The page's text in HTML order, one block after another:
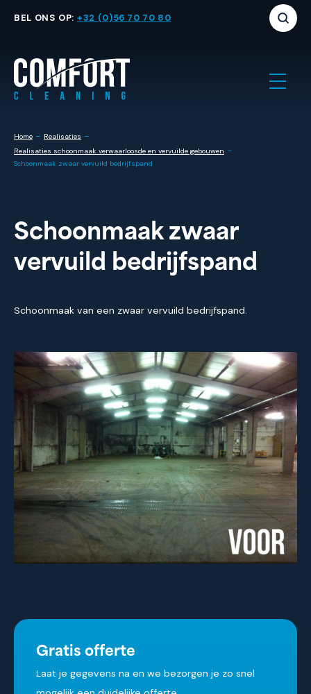
BEL ONS OP: +32 (0)56 70 70 80
Home - Realisaties -
Realisaties schoonmaak verwaarloosde en vervuilde gebouwen -
Schoonmaak zwaar vervuild bedrijfspand
Schoonmaak zwaar
vervuild bedrijfspand
Schoonmaak van een zwaar vervuild bedrijfspand.
Gratis offerte
Laat je gegevens na en we bezorgen je zo snel